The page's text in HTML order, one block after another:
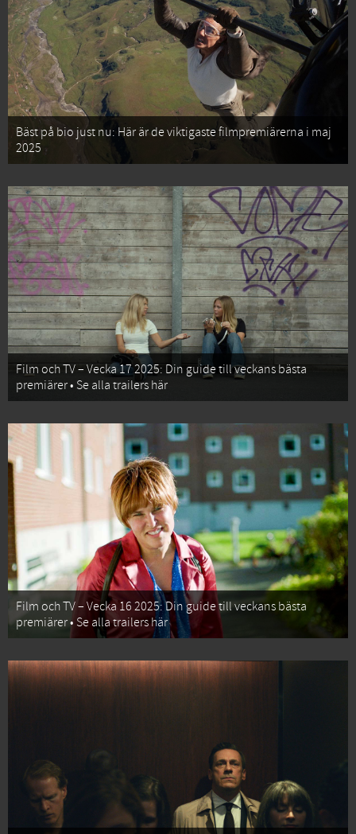
Bäst på bio just nu: Här är de viktigaste filmpremiärerna i maj
2025
Film och TV – Vecka 17 2025: Din guide till veckans bästa
premiärer • Se alla trailers här
Film och TV – Vecka 16 2025: Din guide till veckans bästa
premiärer • Se alla trailers här